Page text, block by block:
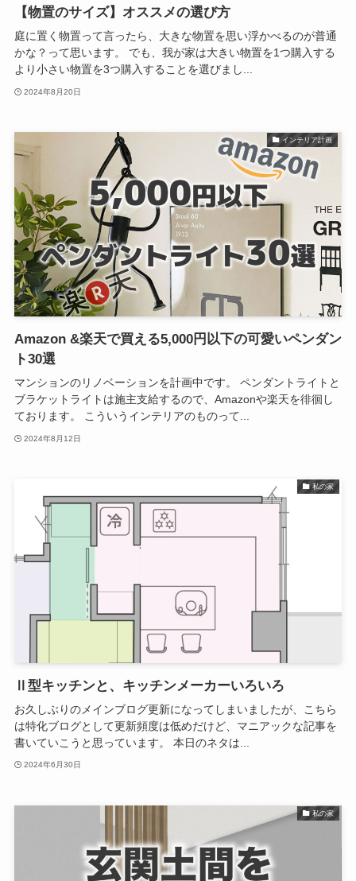
【物置のサイズ】オススメの選び方
庭に置く物置って言ったら、大きな物置を思い浮かべるのが普通
かな？って思います。 でも、我が家は大きい物置を1つ購入する
より小さい物置を3つ購入することを選びまし...
2024年8月20日
インテリア計画
Amazon &楽天で買える5,000円以下の可愛いペンダン
ト30選
マンションのリノベーションを計画中です。 ペンダントライトと
ブラケットライトは施主支給するので、Amazonや楽天を徘徊し
ております。 こういうインテリアのものって...
2024年8月12日
私の家
Ⅱ型キッチンと、キッチンメーカーいろいろ
お久しぶりのメインブログ更新になってしまいましたが、こちら
は特化ブログとして更新頻度は低めだけど、マニアックな記事を
書いていこうと思っています。 本日のネタは...
2024年6月30日
私の家